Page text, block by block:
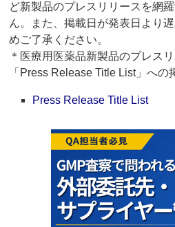
ど新製品のプレスリリースを網
ん。また、掲載日が発表日より
めご了承ください。
＊医療用医薬品新製品のプレス
「Press Release Title List」への
Press Release Title List